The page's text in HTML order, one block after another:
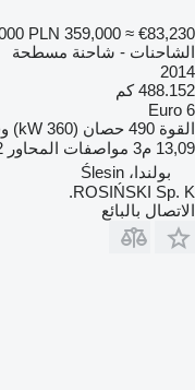
PLN 359,000 ≈ €83,230
الشاحنات - شاحنة مسطحة
2014
488.152 كم
Euro 6
القوة 490 حصان (360 kW)
13,09 م3
مواصفات المحاور
بولندا، Ślesin
ROSIŃSKI Sp. K.
الاتصال بالبائع